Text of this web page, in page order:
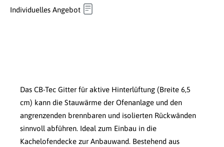
Individuelles Angebot
Das CB-Tec Gitter für aktive Hinterlüftung (Breite 6,5
cm) kann die Stauwärme der Ofenanlage und den
angrenzenden brennbaren und isolierten Rückwänden
sinnvoll abführen. Ideal zum Einbau in die
Kachelofendecke zur Anbauwand. Bestehend aus